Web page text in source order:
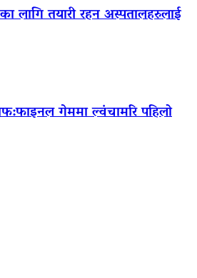
लागि तयारी रहन अस्पतालहरुलाई
गेममा ल्वंचामरि पहिलो